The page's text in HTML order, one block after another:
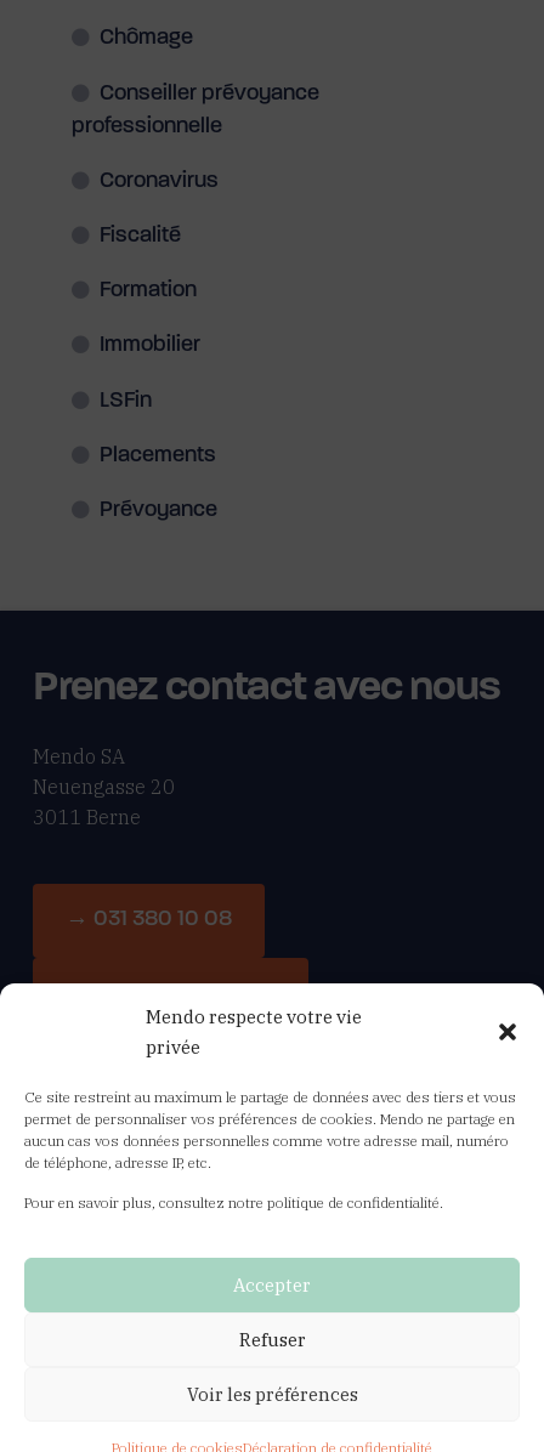
Mendo respecte votre vie
privée
Ce site restreint au maximum le partage de données avec des tiers et vous
permet de personnaliser vos préférences de cookies. Mendo ne partage en
aucun cas vos données personnelles comme votre adresse mail, numéro
de téléphone, adresse IP, etc.
Pour en savoir plus, consultez notre politique de confidentialité.
Accepter
Refuser
Voir les préférences
Politique de cookiesDéclaration de confidentialité
Chômage
Conseiller prévoyance
professionnelle
Coronavirus
Fiscalité
Formation
Immobilier
LSFin
Placements
Prévoyance
Prenez contact avec nous
Mendo SA
Neuengasse 20
3011 Berne
→ 031 380 10 08
Navigation